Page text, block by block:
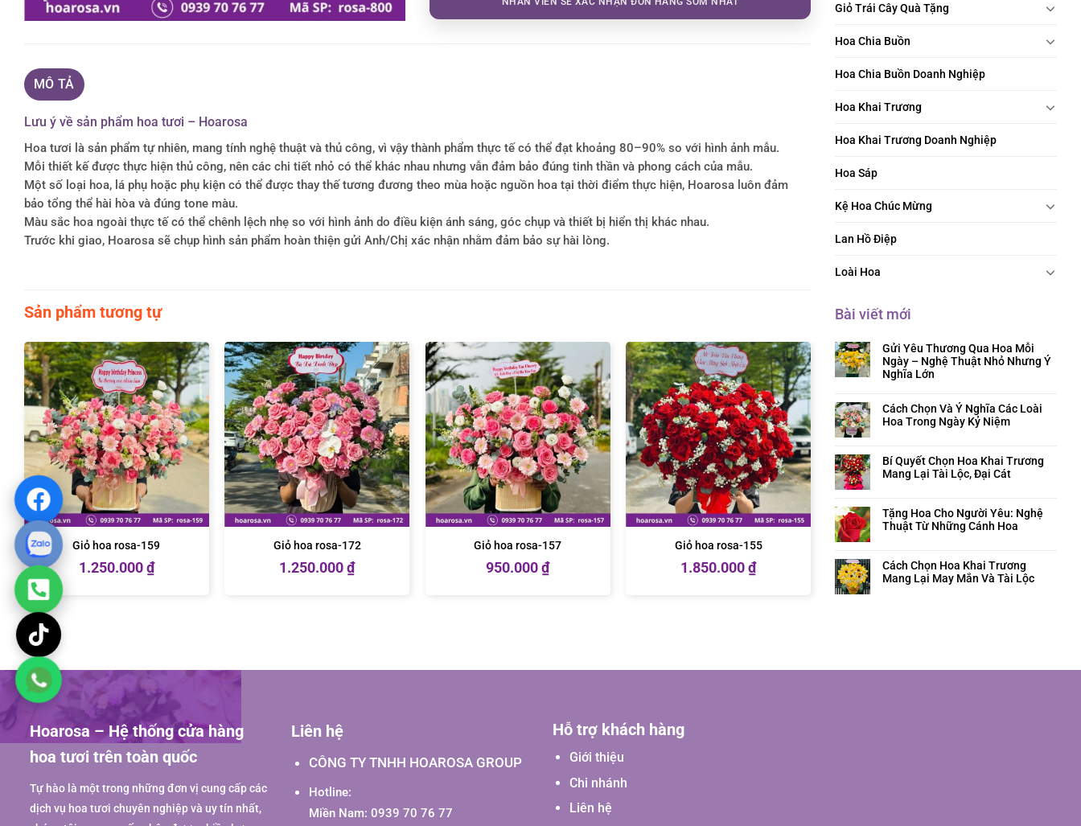
Giỏ Trái Cây Quà Tặng
Hoa Chia Buồn
Hoa Chia Buồn Doanh Nghiệp
Hoa Khai Trương
Hoa Khai Trương Doanh Nghiệp
Hoa Sáp
Kệ Hoa Chúc Mừng
Lan Hồ Điệp
Loài Hoa
Bài viết mới
Gửi Yêu Thương Qua Hoa Mỗi
Ngày – Nghệ Thuật Nhỏ Nhưng Ý
Nghĩa Lớn
Cách Chọn Và Ý Nghĩa Các Loài
Hoa Trong Ngày Kỷ Niệm
Bí Quyết Chọn Hoa Khai Trương
Mang Lại Tài Lộc, Đại Cát
Tặng Hoa Cho Người Yêu: Nghệ
Thuật Từ Những Cánh Hoa
Cách Chọn Hoa Khai Trương
Mang Lại May Mắn Và Tài Lộc
MÔ TẢ
Lưu ý về sản phẩm hoa tươi – Hoarosa
Hoa tươi là sản phẩm tự nhiên, mang tính nghệ thuật và thủ công, vì vậy thành phẩm thực tế có thể đạt khoảng 80–90% so với hình ảnh mẫu.
Mỗi thiết kế được thực hiện thủ công, nên các chi tiết nhỏ có thể khác nhau nhưng vẫn đảm bảo đúng tinh thần và phong cách của mẫu.
Một số loại hoa, lá phụ hoặc phụ kiện có thể được thay thế tương đương theo mùa hoặc nguồn hoa tại thời điểm thực hiện, Hoarosa luôn đảm
bảo tổng thể hài hòa và đúng tone màu.
Màu sắc hoa ngoài thực tế có thể chênh lệch nhẹ so với hình ảnh do điều kiện ánh sáng, góc chụp và thiết bị hiển thị khác nhau.
Trước khi giao, Hoarosa sẽ chụp hình sản phẩm hoàn thiện gửi Anh/Chị xác nhận nhằm đảm bảo sự hài lòng.
Sản phẩm tương tự
Giỏ hoa rosa-159
1.250.000₫
Giỏ hoa rosa-172
1.250.000₫
Giỏ hoa rosa-157
950.000₫
Giỏ hoa rosa-155
1.850.000₫
Hoarosa – Hệ thống cửa hàng
hoa tươi trên toàn quốc
Tự hào là một trong những đơn vị cung cấp các
dịch vụ hoa tươi chuyên nghiệp và uy tín nhất,
Liên hệ
CÔNG TY TNHH HOAROSA GROUP
Hotline:
Miền Nam: 0939 70 76 77
Hỗ trợ khách hàng
Giới thiệu
Chi nhánh
Liên hệ